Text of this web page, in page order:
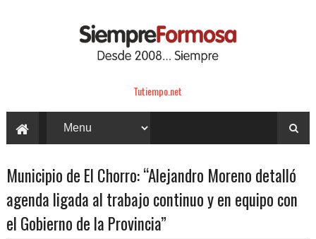
Tutiempo.net
Municipio de El Chorro: “Alejandro Moreno detalló
agenda ligada al trabajo continuo y en equipo con
el Gobierno de la Provincia”